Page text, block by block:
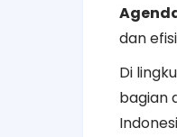
dan
Di
bagian